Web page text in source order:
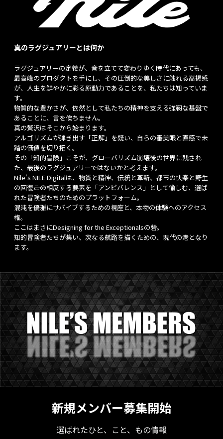
真のラグジュアリーとは何か
ラグジュアリーの定義が、音を立てて変わりゆく時代にあっても、
最高峰のプロダクトを手にし、その圧倒的な美しさに触れる高揚感
が、人生を鮮やかに彩る原動力であることを、私たちは知っていま
す。
物質的な豊かさが、依然として私たちの精神を支える強靭な基盤で
あることに、言を俟ちません。
真の贅沢はそこから始まります。
アルゴリズムが弾き出す「正解」を疑い、自らの審美眼と直感で未
踏の価値を切り拓く。
その「知的冒険」こそが、グローバリズム崩壊後の世界に残され
た、最後のラグジュアリーではないかと考えます。
Nile's NILE Digitalは、物質と精神、伝統と革新、都市の快楽と野生
の回復――この相反する要素を「アンビバレンス」として愉しむ、選ば
れた冒険者たちのためのプラットフォーム。
混沌を優雅にサバイブするための視座と、本物の体験へのアクセス
権。
ここはまさにDesigning for the Exceptionalsの砦。
知的冒険者たちが集い、次なる航路を描くための、現代の港となり
ます。
新規メンバー募集開始
選ばれたひと、こと、もの情報